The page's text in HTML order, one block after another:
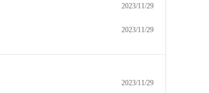
2023/11/29
2023/11/29
2023/11/29